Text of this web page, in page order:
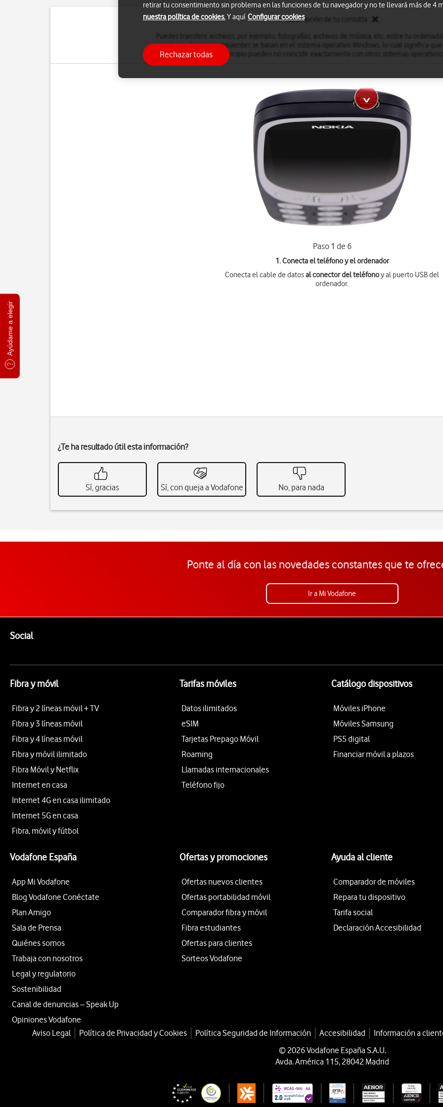
Ayúdame a elegir
Descripción de tu consulta
cuenta que los pasos siguientes se basan en el sistema operativo Windows, lo cual significa
principio pueden no coincidir exactamente con otros sistemas operativos.
Paso 1 de 6
1. Conecta el teléfono y el ordenador
Conecta el cable de datosal conector del teléfonoy al puerto USB del
ordenador.
¿Te ha resultado útil esta información?
Sí, gracias Sí, con queja a Vodafone No, para nada
Ponte al día con las novedades constantes que te
Ir a Mi Vodafone
SocialEnlaces a las redes sociales de Vodafone
Fibra y móvil
Fibra y 2 líneas móvil + TV
Fibra y 3 líneas móvil
Fibra y 4 líneas móvil
Fibra y móvil ilimitado
Fibra Móvil y Netflix
Internet en casa
Internet 4G en casa ilimitado
Internet 5G en casa
Fibra, móvil y fútbol
Tarifas móviles
Datos ilimitados
eSIM
Tarjetas Prepago Móvil
Roaming
Llamadas internacionales
Teléfono fijo
Catálogo dispositivos
Móviles iPhone
Móviles Samsung
PS5 digital
Financiar móvil a plazos
Vodafone España
App Mi Vodafone
Blog Vodafone Conéctate
Plan Amigo
Sala de Prensa
Quiénes somos
Trabaja con nosotros
Legal y regulatorio
Sostenibilidad
Canal de denuncias – Speak Up
Opiniones Vodafone
Ofertas y promociones
Ofertas nuevos clientes
Ofertas portabilidad móvil
Comparador fibra y móvil
Fibra estudiantes
Ofertas para clientes
Sorteos Vodafone
Ayuda al cliente
Comparador de móviles
Repara tu dispositivo
Tarifa social
Declaración Accesibilidad
Aviso Legal Política de Privacidad y Cookies Política Seguridad de Información Accesibilidad Información a
© 2026 Vodafone España S.A.U.
Avda. América 115, 28042 Madrid
retirar tu consentimiento sin problema en las funciones de tu navegador y no te llevará más de 4
nuestra política de cookies.Y aquí Configurar cookies
Rechazar todas